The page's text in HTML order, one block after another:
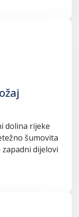
dolina rijeke
šumovita
dijelovi